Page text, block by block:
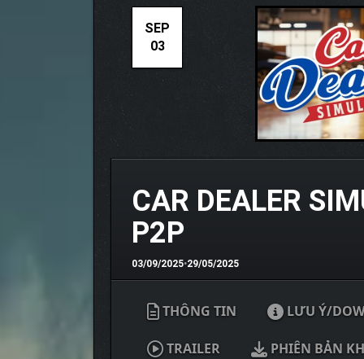
SEP
03
CAR DEALER
P2P
03/09/2025•29/05/2025
THÔNG TIN LƯU Ý/
TRAILER PHIÊN BẢN